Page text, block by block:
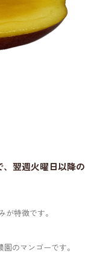
翌週火曜日以降の
が特徴です。
のマンゴーです。